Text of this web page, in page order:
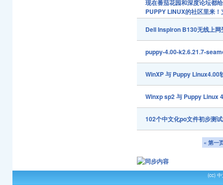
现在番茄花园和深度论坛都
PUPPY LINUX的社区里来
Dell Inspiron B130无线上网
puppy-4.00-k2.6.21.7-
WinXP 与 Puppy Linux4.00
Winxp sp2 与 Puppy Linux
102个中文化po文件初步测
« 第一
(cc)中